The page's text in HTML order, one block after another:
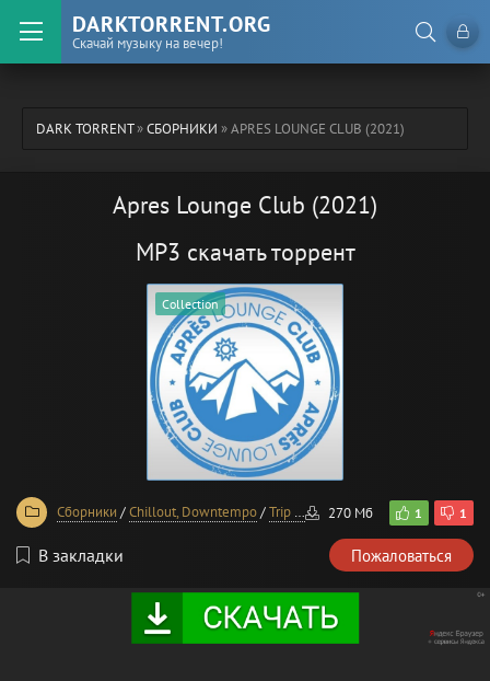
DARKTORRENT.ORG
Скачай музыку на вечер!
DARK TORRENT»СБОРНИКИ » APRES LOUNGE CLUB (2021)
Apres Lounge Club (2021)
MP3 скачать торрент
Collection
Сборники /Chillout, Downtempo/Trip Hop, Abstract Hip-Hop 270 Мб 1 1
В закладки Пожаловаться